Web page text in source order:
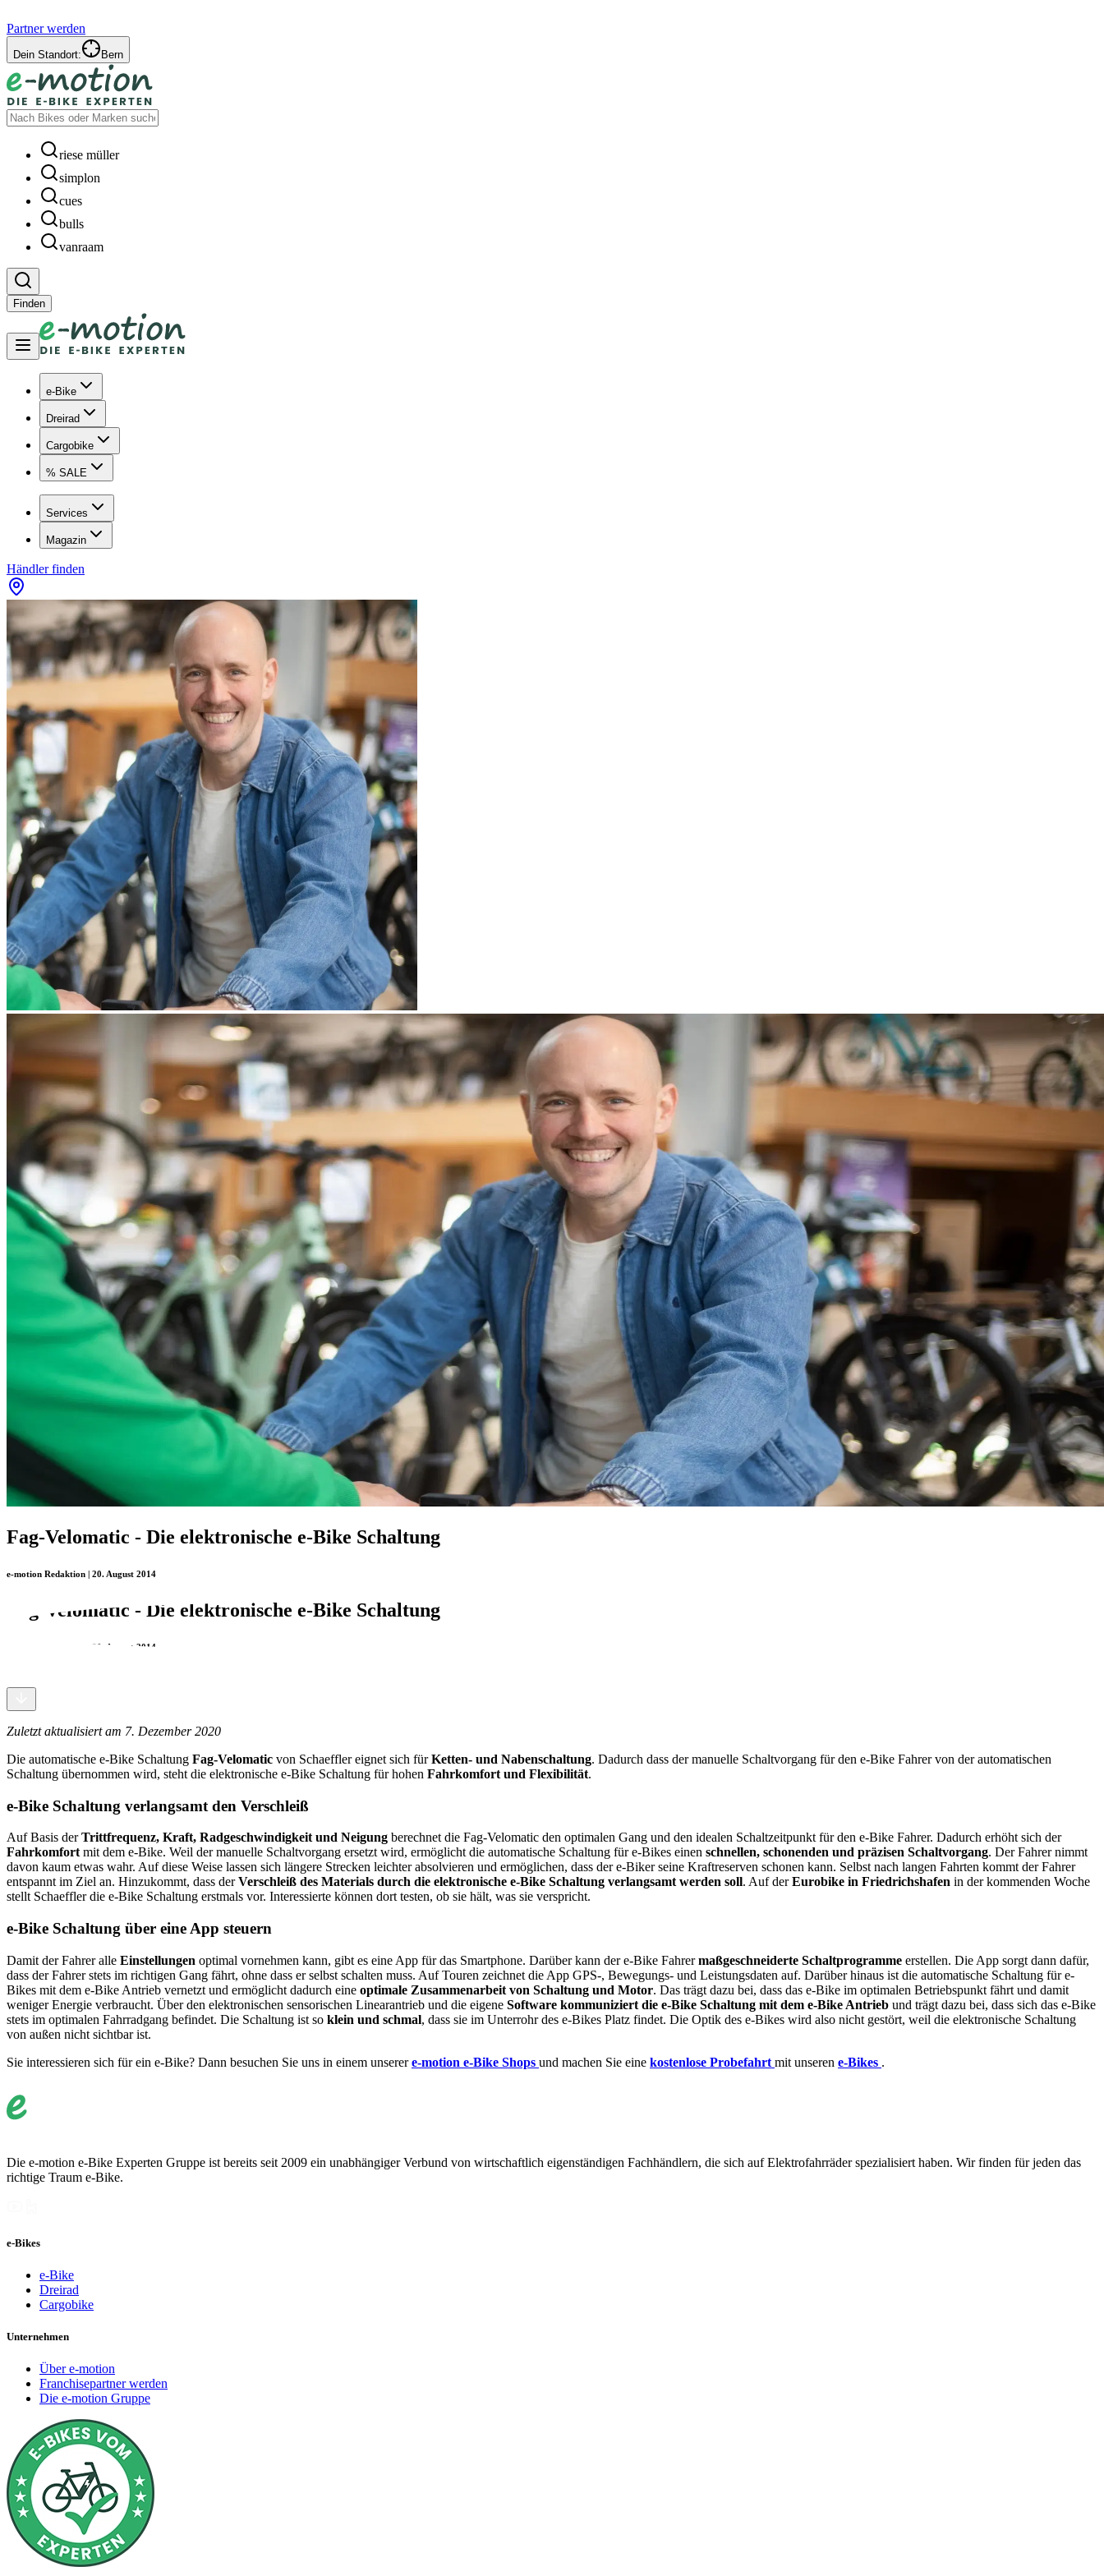
Partner werden
Dein Standort: Bern
riese müller
simplon
cues
bulls
vanraam
Finden
e-Bike
Dreirad
Cargobike
% SALE
Services
Magazin
Händler finden
Fag-Velomatic - Die elektronische e-Bike Schaltung
e-motion Redaktion | 20. August 2014
Fag-Velomatic - Die elektronische e-Bike Schaltung
e-motion Redaktion | 20. August 2014
Zuletzt aktualisiert am 7. Dezember 2020
Die automatische e-Bike Schaltung Fag-Velomatic von Schaeffler eignet sich fürKetten- und Nabenschaltung. Dadurch dass der manuelle Schaltvorgang für den e-Bike Fahrer von der automatischen
Schaltung übernommen wird, steht die elektronische e-Bike Schaltung für hohen Fahrkomfort und Flexibilität.
e-Bike Schaltung verlangsamt den Verschleiß
Auf Basis derTrittfrequenz, Kraft, Radgeschwindigkeit und Neigung berechnet die Fag-Velomatic den optimalen Gang und den idealen Schaltzeitpunkt für den e-Bike Fahrer. Dadurch erhöht sich der
Fahrkomfort mit dem e-Bike. Weil der manuelle Schaltvorgang ersetzt wird, ermöglicht die automatische Schaltung für e-Bikes einen schnellen, schonenden und präzisen Schaltvorgang. Der Fahrer nimmt
davon kaum etwas wahr. Auf diese Weise lassen sich längere Strecken leichter absolvieren und ermöglichen, dass der e-Biker seine Kraftreserven schonen kann. Selbst nach langen Fahrten kommt der Fahrer
entspannt im Ziel an. Hinzukommt, dass derVerschleiß des Materials durch die elektronische e-Bike Schaltung verlangsamt werden soll. Auf derEurobike in Friedrichshafen in der kommenden Woche
stellt Schaeffler die e-Bike Schaltung erstmals vor. Interessierte können dort testen, ob sie hält, was sie verspricht.
e-Bike Schaltung über eine App steuern
Damit der Fahrer alle Einstellungen optimal vornehmen kann, gibt es eine App für das Smartphone. Darüber kann der e-Bike Fahrermaßgeschneiderte Schaltprogramme erstellen. Die App sorgt dann dafür,
dass der Fahrer stets im richtigen Gang fährt, ohne dass er selbst schalten muss. Auf Touren zeichnet die App GPS-, Bewegungs- und Leistungsdaten auf. Darüber hinaus ist die automatische Schaltung für e-
Bikes mit dem e-Bike Antrieb vernetzt und ermöglicht dadurch eine optimale Zusammenarbeit von Schaltung und Motor. Das trägt dazu bei, dass das e-Bike im optimalen Betriebspunkt fährt und damit
weniger Energie verbraucht. Über den elektronischen sensorischen Linearantrieb und die eigene Software kommuniziert die e-Bike Schaltung mit dem e-Bike Antrieb und trägt dazu bei, dass sich das e-Bike
stets im optimalen Fahrradgang befindet. Die Schaltung ist so klein und schmal, dass sie im Unterrohr des e-Bikes Platz findet. Die Optik des e-Bikes wird also nicht gestört, weil die elektronische Schaltung
von außen nicht sichtbar ist.
Sie interessieren sich für ein e-Bike? Dann besuchen Sie uns in einem unserere-motion e-Bike Shops und machen Sie eine kostenlose Probefahrt mit unseren e-Bikes .
Die e-motion e-Bike Experten Gruppe ist bereits seit 2009 ein unabhängiger Verbund von wirtschaftlich eigenständigen Fachhändlern, die sich auf Elektrofahrräder spezialisiert haben. Wir finden für jeden das
richtige Traum e-Bike.
e-Bikes
e-Bike
Dreirad
Cargobike
Unternehmen
Über e-motion
Franchisepartner werden
Die e-motion Gruppe